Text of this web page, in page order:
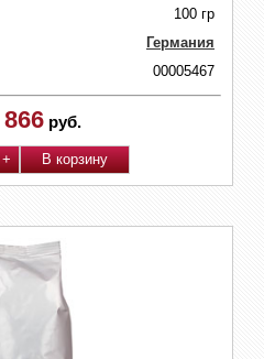
100 гр
Германия
00005467
866 руб.